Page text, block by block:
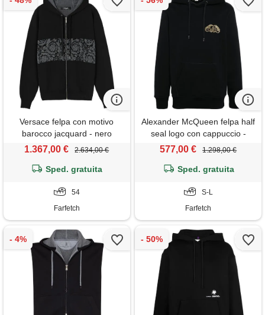
Versace felpa con motivo
barocco jacquard - nero
1.367,00 € 2.634,00 €
Sped. gratuita
54
Farfetch
Alexander McQueen felpa half
seal logo con cappuccio -
nero
577,00 € 1.298,00 €
Sped. gratuita
S-L
Farfetch